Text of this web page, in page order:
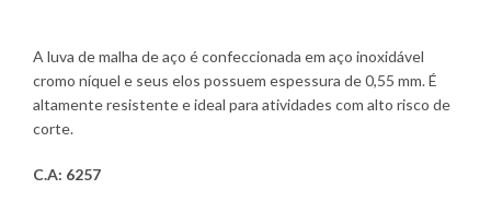
A luva de malha de aço é confeccionada em aço inoxidável
cromo níquel e seus elos possuem espessura de 0,55 mm. É
altamente resistente e ideal para atividades com alto risco de
corte.
C.A: 6257